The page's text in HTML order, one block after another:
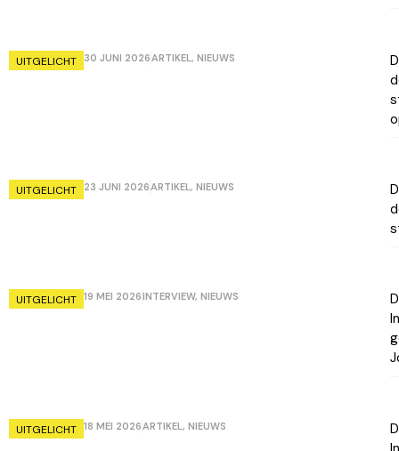
UITGELICHT 30 JUNI 2026 ARTIKEL , NIEUWS
UITGELICHT 23 JUNI 2026ARTIKEL, NIEUWS
UITGELICHT 19 MEI 2026INTERVIEW, NIEUWS
UITGELICHT 18 MEI 2026 ARTIKEL , NIEUWS